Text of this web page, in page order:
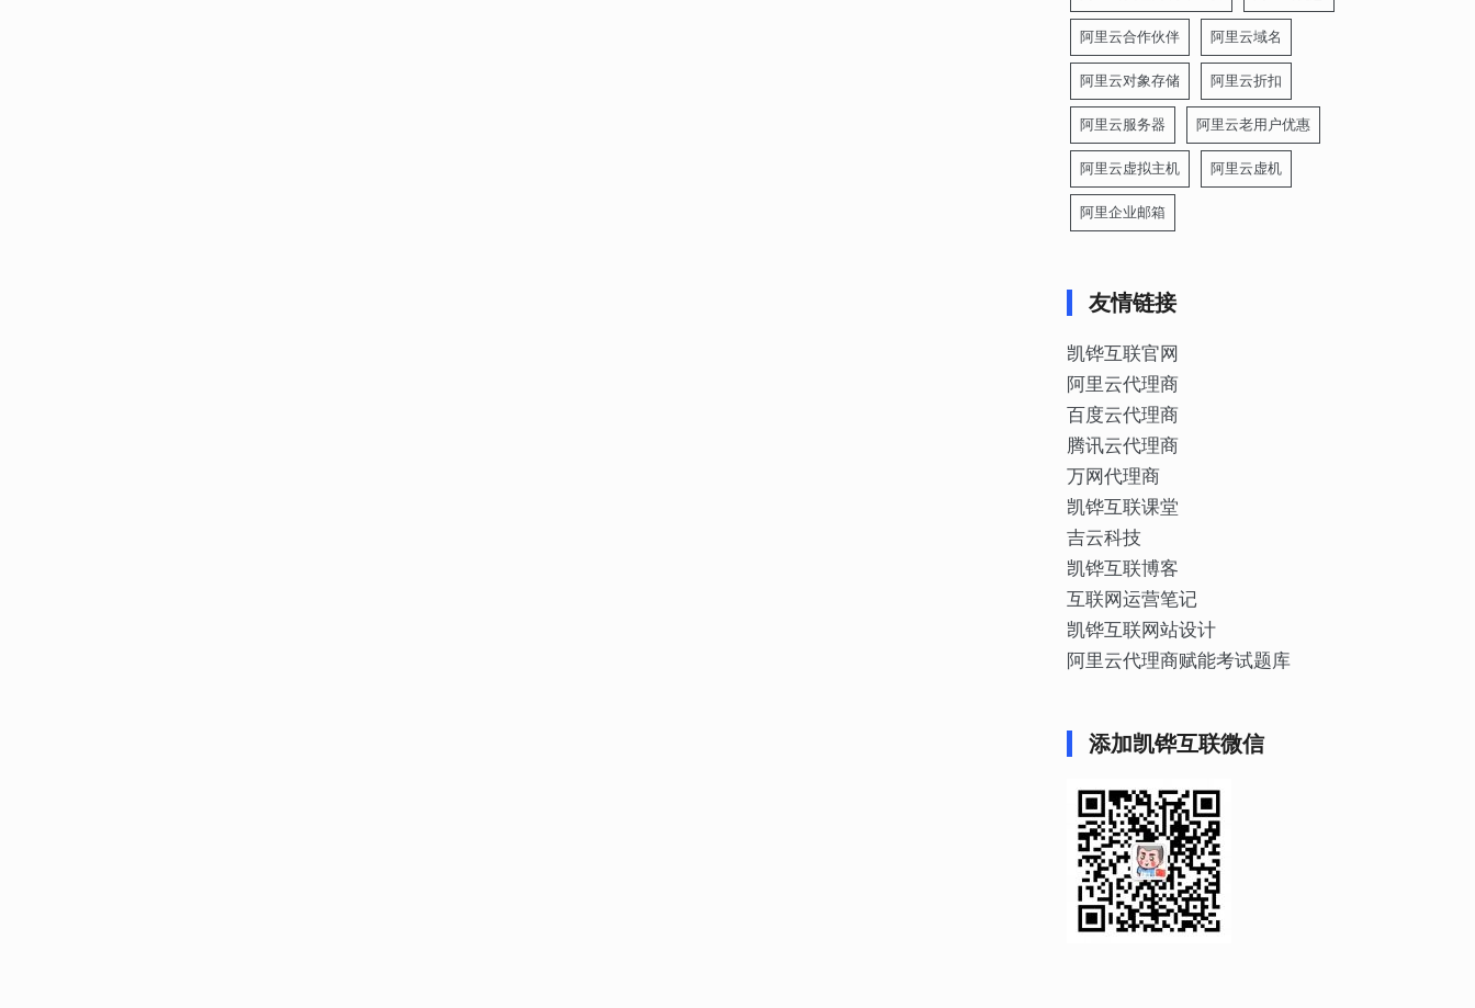
阿里云合作伙伴 阿里云域名
阿里云对象存储 阿里云折扣
阿里云服务器 阿里云老用户优惠
阿里云虚拟主机 阿里云虚机
阿里企业邮箱
友情链接
凯铧互联官网
阿里云代理商
百度云代理商
腾讯云代理商
万网代理商
凯铧互联课堂
吉云科技
凯铧互联博客
互联网运营笔记
凯铧互联网站设计
阿里云代理商赋能考试题库
添加凯铧互联微信